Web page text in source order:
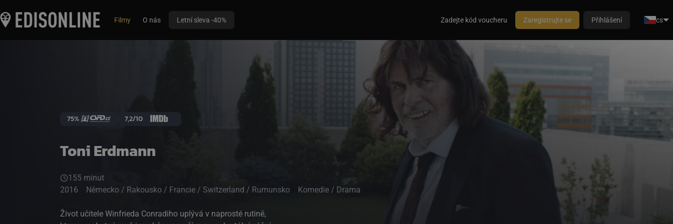
Filmy O nás Letní sleva -40% Zadejte kód voucheru Zaregistrujte se Přihlášení cs
Toni Erdmann
75% 7,2/10
155 minut
2016
Německo / Rakousko / Francie / Switzerland / Rumunsko Komedie / Drama
Život učitele Winfrieda Conradiho uplývá v naprosté rutině,